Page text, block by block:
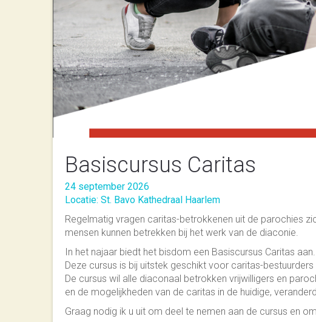
Basiscursus Caritas
24 september 2026
Locatie: St. Bavo Kathedraal Haarlem
Regelmatig vragen caritas-betrokkenen uit de parochies
mensen kunnen betrekken bij het werk van de diaconie.
In het najaar biedt het bisdom een Basiscursus Caritas aan.
Deze cursus is bij uitstek geschikt voor caritas-
De cursus wil alle diaconaal betrokken vrijwilligers en
en de mogelijkheden van de caritas in de huidige,
Graag nodig ik u uit om deel te nemen aan de cursus en